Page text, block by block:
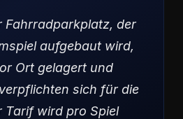
Fahrradparkplatz, der
aufgebaut wird,
Ort gelagert und
sich für die
Tarif wird pro Spiel